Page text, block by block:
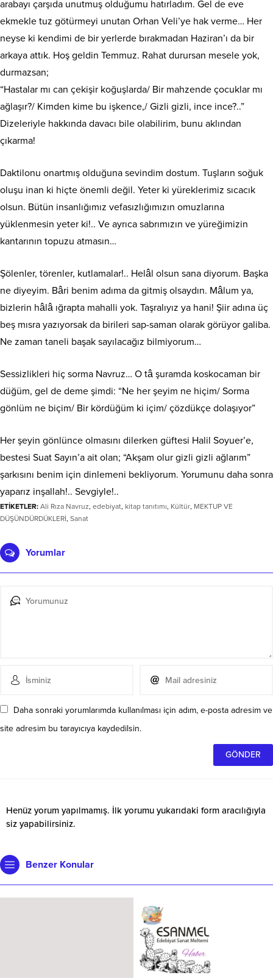
arabayı çarşıda unutmuş olduğumu hatırladım. Gel de eve
ekmekle tuz götürmeyi unutan Orhan Veli’ye hak verme… Her
neyse ki kendimi de bir yerlerde bırakmadan Haziran’ı da bir
arkaya attık. Hoş geldin Temmuz. Rahat durursan mesele yok,
durmazsan;
“Hastalar mı can çekişir koğuşlarda/ Bir mahzende çocuklar mı
ağlaşır?/ Kimden kime bu işkence,/ Gizli gizli, ince ince?..”
Dizeleriyle hakkında davacı bile olabilirim, bunu aklından
çıkarma!
Daktilonu onartmış olduğuna sevindim dostum. Tuşların soğuk
oluşu inan ki hiçte önemli değil. Yeter ki yüreklerimiz sıcacık
olsun. Bütün insanlığımız vefasızlığımızın omuzlarına
yüklenmesin yeter ki!.. Ve ayrıca sabrımızın ve yüreğimizin
kantarının topuzu atmasın…
Şölenler, törenler, kutlamalar!.. Helâl olsun sana diyorum. Başka
ne diyeyim. Bâri benim adıma da gitmiş olsaydın. Mâlum ya,
bizlerin hâlâ ığrapta mahalli yok. Taşralıyız ya hani! Şiir adına üç
beş mısra yazıyorsak da birileri sap-saman olarak görüyor galiba.
Ne zaman taneli başak sayılacağız bilmiyorum…
Sessizlikleri hiç sorma Navruz… O tâ şuramda koskocaman bir
düğüm, gel de deme şimdi: “Ne her şeyim ne hiçim/ Sorma
gönlüm ne biçim/ Bir kördüğüm ki içim/ çözdükçe dolaşıyor”
Her şeyin gönlünce olmasını dilerken güftesi Halil Soyuer’e,
bestesi Suat Sayın’a ait olan; “Akşam olur gizli gizli ağlarım”
şarkısını benim için dinlemeni bekliyorum. Yorumunu daha sonra
yaparız inşallah!.. Sevgiyle!..
ETİKETLER: Ali Rıza Navruz, edebiyat, kitap tanıtımı, Kültür, MEKTUP VE
DÜŞÜNDÜRDÜKLERİ, Sanat
Yorumlar
Daha sonraki yorumlarımda kullanılması için adım, e-posta adresim ve
site adresim bu tarayıcıya kaydedilsin.
Henüz yorum yapılmamış. İlk yorumu yukarıdaki form aracılığıyla
siz yapabilirsiniz.
Benzer Konular